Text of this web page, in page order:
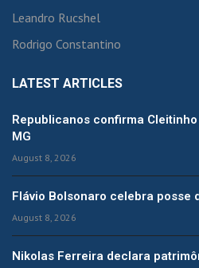
Leandro Rucshel
Rodrigo Constantino
LATEST ARTICLES
Republicanos confirma
MG
August 8, 2026
Flávio Bolsonaro celebra posse
August 8, 2026
Nikolas Ferreira declara